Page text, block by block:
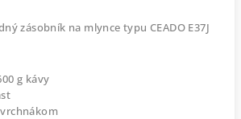
zásobník na mlynce typu CEADO E37J
g kávy